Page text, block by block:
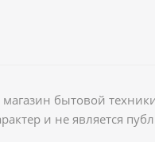
бытовой
и не является